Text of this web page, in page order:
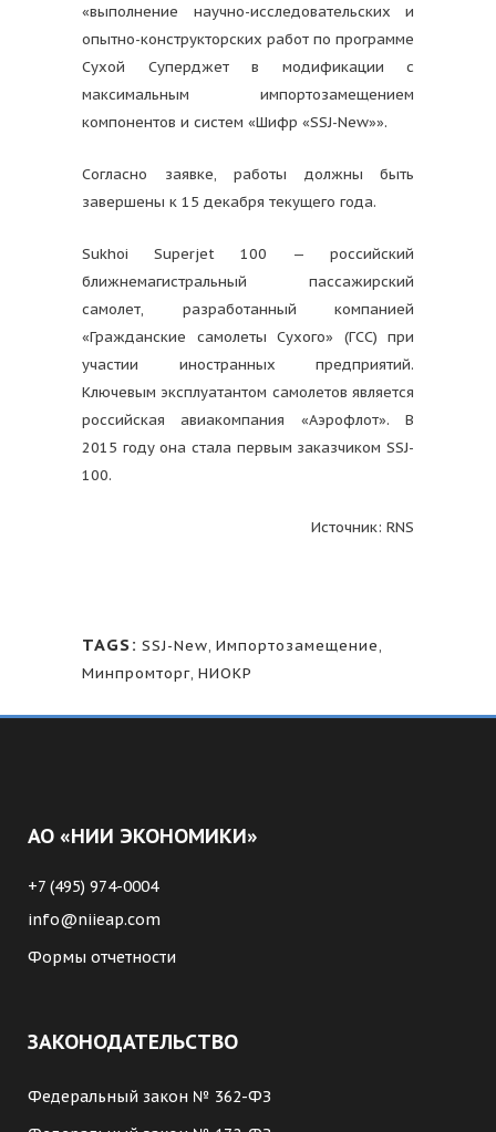
«выполнение научно-исследовательских и
опытно-конструкторских работ по программе
Сухой Суперджет в модификации с
максимальным импортозамещением
компонентов и систем «Шифр «SSJ-New»».
Согласно заявке, работы должны быть
завершены к 15 декабря текущего года.
Sukhoi Superjet 100 — российский
ближнемагистральный пассажирский
самолет, разработанный компанией
«Гражданские самолеты Сухого» (ГСС) при
участии иностранных предприятий.
Ключевым эксплуатантом самолетов является
российская авиакомпания «Аэрофлот». В
2015 году она стала первым заказчиком SSJ-
100.
Источник: RNS
TAGS: SSJ-New, Импортозамещение,
Минпромторг, НИОКР
АО «НИИ ЭКОНОМИКИ»
+7 (495) 974-0004
info@niieap.com
Формы отчетности
ЗАКОНОДАТЕЛЬСТВО
Федеральный закон № 362-ФЗ